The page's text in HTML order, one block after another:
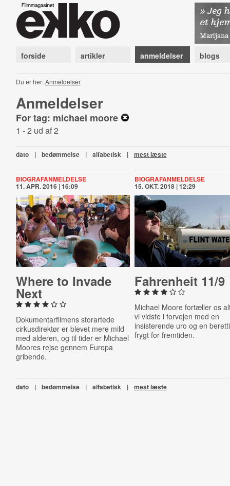
forside artikler anmeldelser blogs
Du er her:Anmeldelser
Anmeldelser
For tag: michael moore
1 - 2 ud af 2
dato | bedømmelse | alfabetisk | mest læste
BIOGRAFANMELDELSE
11. APR. 2016 | 16:09
Where to Invade
Next
Dokumentarfilmens storartede
cirkusdirektør er blevet mere mild
med alderen, og til tider er Michael
Moores rejse gennem Europa
gribende.
BIOGRAFANMELDELSE
15. OKT. 2018 | 12:29
Fahren­heit 11/9
Michael Moore fortæller os
vi vidste i forvejen med en
insisterende uro og en
frygt for fremtiden.
dato | bedømmelse | alfabetisk | mest læste